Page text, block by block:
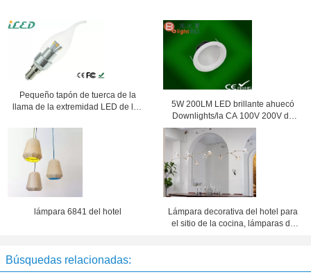
Pequeño tapón de tuerca de la
llama de la extremidad LED de las
bulbos blancos calientes de la vela
5W 200LM LED brillante ahuecó
Downlights/la CA 100V 200V de
las lámparas de la iluminación del
techo
lámpara 6841 del hotel
Lámpara decorativa del hotel para
el sitio de la cocina, lámparas de
Búsquedas relacionadas: